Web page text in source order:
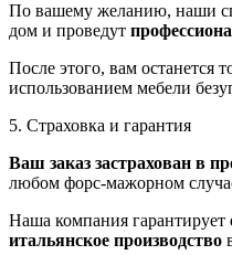
По вашему желанию, наши
дом и проведут
После этого, вам останется
использованием мебели
5. Страховка и гарантия
Ваш заказ застрахован в
любом форс-мажорном
Наша компания гарантирует
итальянское производство